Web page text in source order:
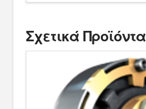
Σχετικά Προϊόντα